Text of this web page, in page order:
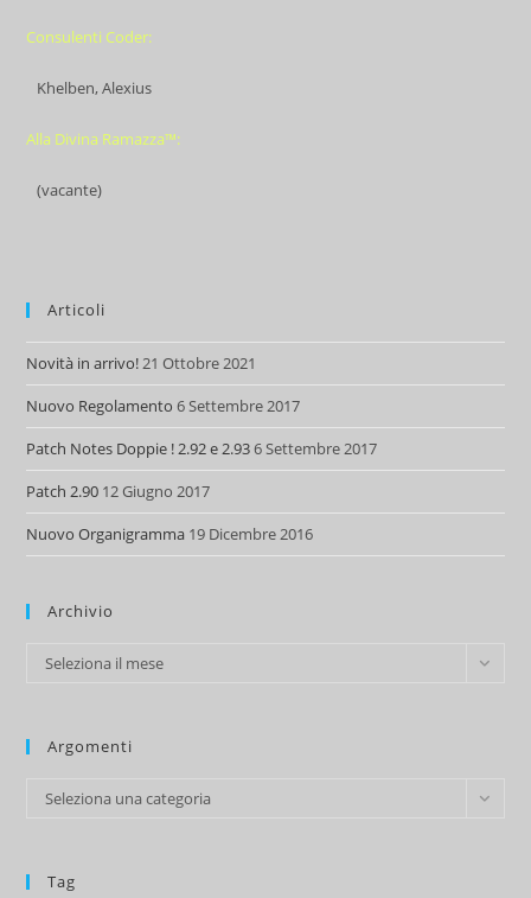
Consulenti Coder:
Khelben, Alexius
Alla Divina Ramazza™:
(vacante)
Articoli
Novità in arrivo!21 Ottobre 2021
Nuovo Regolamento 6 Settembre 2017
Patch Notes Doppie ! 2.92 e 2.936 Settembre 2017
Patch 2.90 12 Giugno 2017
Nuovo Organigramma 19 Dicembre 2016
Archivio
Archivio
Seleziona il mese
Argomenti
Argomenti
Seleziona una categoria
Tag